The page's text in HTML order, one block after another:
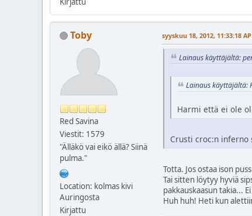
Toby
Red Savina
Viestit: 1579
"Älläkö vai eikö ällä? Siinä
pulma."
Location: kolmas kivi
Auringosta
Kirjattu
syyskuu 18, 2012, 11:33:18 AP
Lainaus käyttäjältä:
Lainaus käyttäjältä:
Harmi että ei ole
Crusti croc:n
Totta. Jos ostaa ison
Tai sitten löytyy hyviä
pakkauskaasun takia...
Huh huh! Heti kun